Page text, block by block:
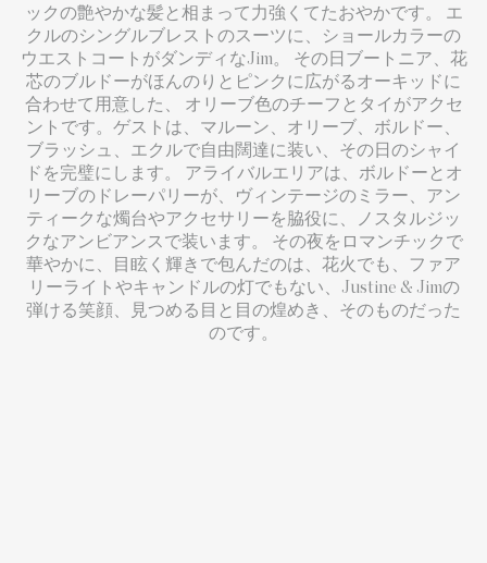
ックの艶やかな髪と相まって力強くてたおやかです。 エ
クルのシングルブレストのスーツに、ショールカラーの
ウエストコートがダンディなJim。 その日ブートニア、花
芯のブルドーがほんのりとピンクに広がるオーキッドに
合わせて用意した、 オリーブ色のチーフとタイがアクセ
ントです。ゲストは、マルーン、オリーブ、ボルドー、
ブラッシュ、エクルで自由闊達に装い、その日のシャイ
ドを完璧にします。 アライバルエリアは、ボルドーとオ
リーブのドレーパリーが、ヴィンテージのミラー、アン
ティークな燭台やアクセサリーを脇役に、ノスタルジッ
クなアンビアンスで装います。 その夜をロマンチックで
華やかに、目眩く輝きで包んだのは、花火でも、ファア
リーライトやキャンドルの灯でもない、Justine & Jimの
弾ける笑顔、見つめる目と目の煌めき、そのものだった
のです。